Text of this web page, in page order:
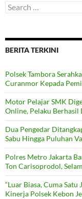
Search
for:
BERITA TERKINI
Polsek Tambora
Curanmor Kepada
Motor Pelajar SMK
Online, Pelaku Berhasil
Dua Pengedar
Sabu Hingga Puluhan
Polres Metro Jakarta
Ton Carisoprodol,
“Luar Biasa, Cuma
Kinerja Polsek Kebon